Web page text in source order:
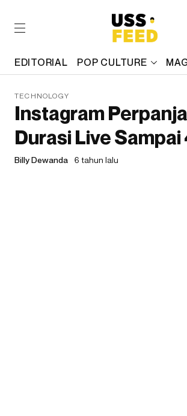
EDITORIAL POP CULTURE
TECHNOLOGY
Instagram
Durasi Live Sampai
Billy Dewanda 6 tahun lalu